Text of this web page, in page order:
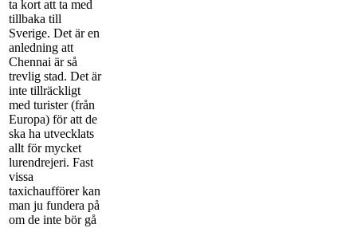
ta kort att ta med
tillbaka till
Sverige. Det är en
anledning att
Chennai är så
trevlig stad. Det är
inte tillräckligt
med turister (från
Europa) för att de
ska ha utvecklats
allt för mycket
lurendrejeri. Fast
vissa
taxichaufförer kan
man ju fundera på
om de inte bör gå